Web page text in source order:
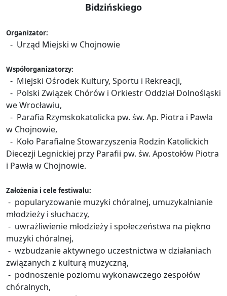
Bidzińskiego
Organizator:
- Urząd Miejski w Chojnowie
Współorganizatorzy:
- Miejski Ośrodek Kultury, Sportu i Rekreacji,
- Polski Związek Chórów i Orkiestr Oddział Dolnośląski
we Wrocławiu,
- Parafia Rzymskokatolicka pw. św. Ap. Piotra i Pawła
w Chojnowie,
- Koło Parafialne Stowarzyszenia Rodzin Katolickich
Diecezji Legnickiej przy Parafii pw. św. Apostołów Piotra
i Pawła w Chojnowie.
Założenia i cele festiwalu:
- popularyzowanie muzyki chóralnej, umuzykalnianie
młodzieży i słuchaczy,
- uwrażliwienie młodzieży i społeczeństwa na piękno
muzyki chóralnej,
- wzbudzanie aktywnego uczestnictwa w działaniach
związanych z kulturą muzyczną,
- podnoszenie poziomu wykonawczego zespołów
chóralnych,